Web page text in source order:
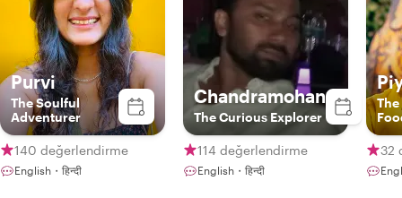
Purvi
The Soulful
Adventurer
140 değerlendirme
English・हिन्दी
Chandramohan
The Curious Explorer
114 değerlendirme
English・हिन्दी
32